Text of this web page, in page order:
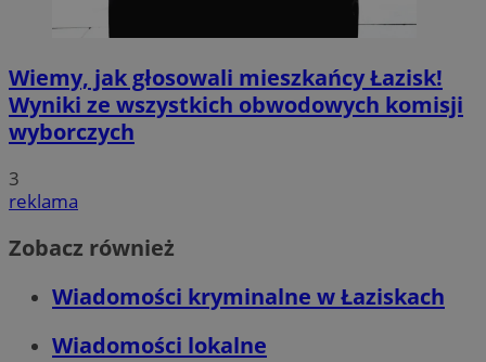
Wiemy, jak głosowali mieszkańcy Łazisk!
Wyniki ze wszystkich obwodowych komisji
wyborczych
3
reklama
Zobacz również
Wiadomości kryminalne w Łaziskach
Wiadomości lokalne